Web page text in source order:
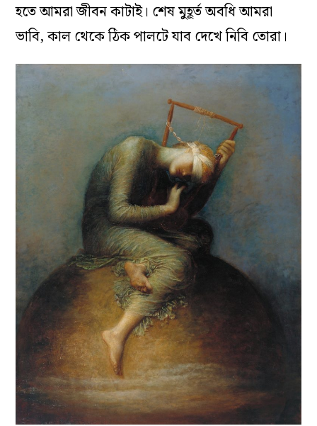
হতে আমরা জীবন কাটাই। শেষ মুহূর্ত অবধি আমরা
ভাবি, কাল থেকে ঠিক পালটে যাব দেখে নিবি তোরা।